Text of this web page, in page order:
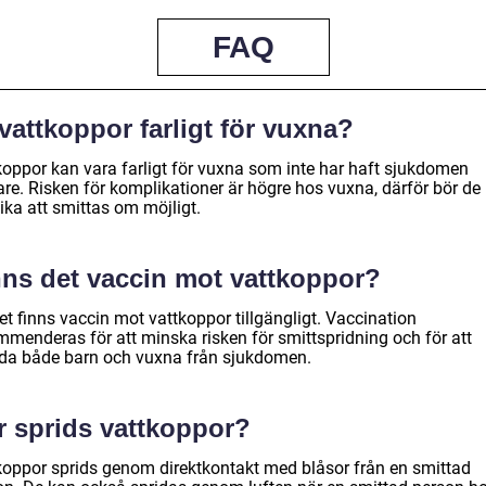
FAQ
farligt för vuxna?
kan vara farligt för vuxna som inte har haft sjukdomen
Risken för komplikationer är högre hos vuxna, därför bör de
att smittas om möjligt.
det vaccin mot vattkoppor?
finns vaccin mot vattkoppor tillgängligt. Vaccination
för att minska risken för smittspridning och för att
både barn och vuxna från sjukdomen.
sprids vattkoppor?
sprids genom direktkontakt med blåsor från en smittad